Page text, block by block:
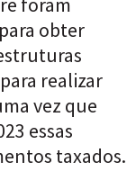
obter
realizar
vez que
essas
taxados.